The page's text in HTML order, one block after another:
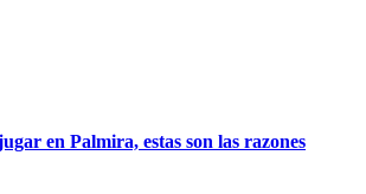
en Palmira, estas son las razones